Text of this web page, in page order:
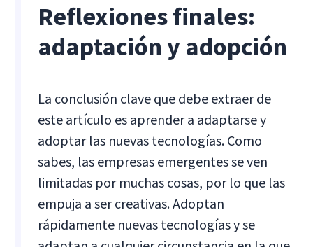
Reflexiones finales:
adaptación y adopción
La conclusión clave que debe extraer de
este artículo es aprender a adaptarse y
adoptar las nuevas tecnologías. Como
sabes, las empresas emergentes se ven
limitadas por muchas cosas, por lo que las
empuja a ser creativas. Adoptan
rápidamente nuevas tecnologías y se